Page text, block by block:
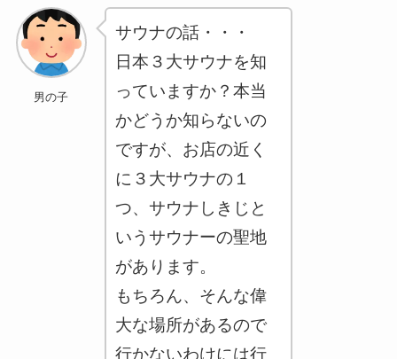
男の子
サウナの話・・・
日本３大サウナを知
っていますか？本当
かどうか知らないの
ですが、お店の近く
に３大サウナの１
つ、サウナしきじと
いうサウナーの聖地
があります。
もちろん、そんな偉
大な場所があるので
行かないわけには行